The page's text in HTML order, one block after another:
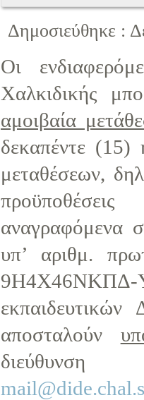
Δημοσιεύθηκε :
Οι
Χαλκιδικής
αμοιβαία
δεκαπέντε
μεταθέσεων,
αναγραφόμενα
υπ’ αριθμ.
αποσταλούν